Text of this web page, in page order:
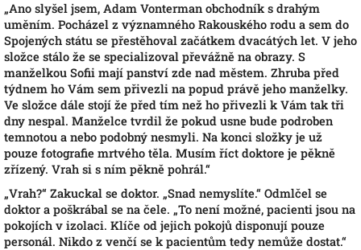
„Ano slyšel jsem, Adam Vonterman obchodník s drahým
uměním. Pocházel z významného Rakouského rodu a sem do
Spojených státu se přestěhoval začátkem dvacátých let. V jeho
složce stálo že se specializoval převážně na obrazy. S
manželkou Sofii mají panství zde nad městem. Zhruba před
týdnem ho Vám sem přivezli na popud právě jeho manželky.
Ve složce dále stojí že před tím než ho přivezli k Vám tak tři
dny nespal. Manželce tvrdil že pokud usne bude podroben
temnotou a nebo podobný nesmyli. Na konci složky je už
pouze fotografie mrtvého těla. Musím říct doktore je pěkně
zřízený. Vrah si s ním pěkně pohrál.“
„Vrah?“ Zakuckal se doktor. „Snad nemyslíte.“ Odmlčel se
doktor a poškrábal se na čele. „To není možné, pacienti jsou na
pokojích v izolaci. Klíče od jejich pokojů disponují pouze
personál. Nikdo z venčí se k pacientům tedy nemůže dostat.“